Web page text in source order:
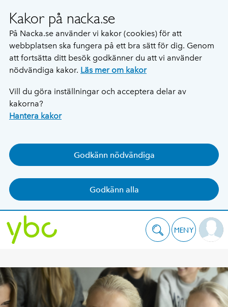
Kakor på nacka.se
På Nacka.se använder vi kakor (cookies) för att
webbplatsen ska fungera på ett bra sätt för dig. Genom
att fortsätta ditt besök godkänner du att vi använder
nödvändiga kakor. Läs mer om kakor
Vill du göra inställningar och acceptera delar av
kakorna?
Hantera kakor
Godkänn nödvändiga
Godkänn alla
MENY